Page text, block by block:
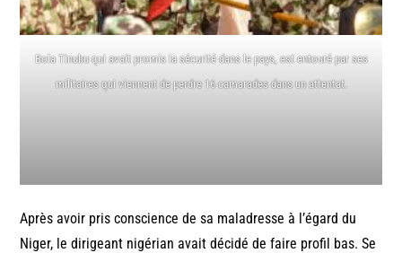
Bola Tinubu qui avait promis la sécurité dans le pays, est entouré par ses
militaires qui viennent de perdre 16 camarades dans un attentat.
Après avoir pris conscience de sa maladresse à l’égard du
Niger, le dirigeant nigérian avait décidé de faire profil bas. Se